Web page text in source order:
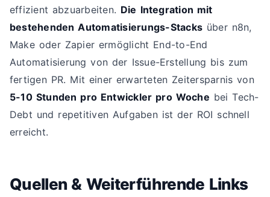
effizient abzuarbeiten. Die Integration mit
bestehenden Automatisierungs-Stacks über n8n,
Make oder Zapier ermöglicht End-to-End
Automatisierung von der Issue-Erstellung bis zum
fertigen PR. Mit einer erwarteten Zeitersparnis von
5-10 Stunden pro Entwickler pro Woche bei Tech-
Debt und repetitiven Aufgaben ist der ROI schnell
erreicht.
Quellen & Weiterführende Links